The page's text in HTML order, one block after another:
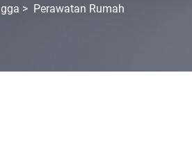
> Perawatan Rumah